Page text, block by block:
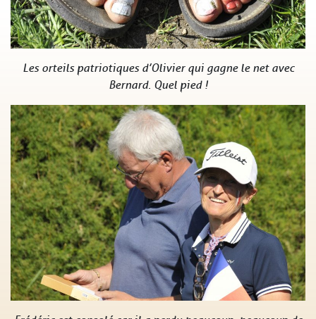
Les orteils patriotiques d’Olivier qui gagne le net avec
Bernard. Quel pied !